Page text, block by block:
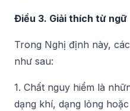
Điều 3. Giải thích từ ngữ
Trong Nghị định này,
như sau:
1. Chất nguy hiểm là
dạng khí, dạng lỏng